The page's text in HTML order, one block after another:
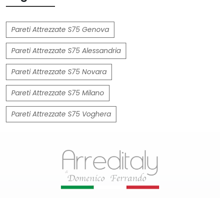
Pareti Attrezzate S75 Genova
Pareti Attrezzate S75 Alessandria
Pareti Attrezzate S75 Novara
Pareti Attrezzate S75 Milano
Pareti Attrezzate S75 Voghera